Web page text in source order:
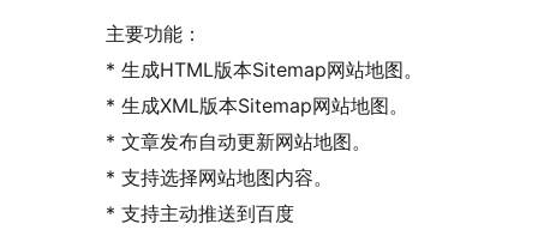
主要功能：
* 生成HTML版本Sitemap网站地图。
* 生成XML版本Sitemap网站地图。
* 文章发布自动更新网站地图。
* 支持选择网站地图内容。
* 支持主动推送到百度